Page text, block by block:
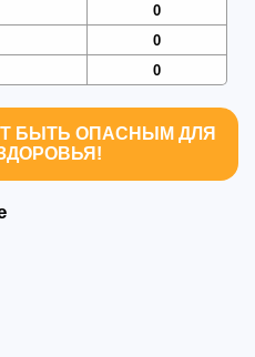
0
0
0
БЫТЬ ОПАСНЫМ ДЛЯ